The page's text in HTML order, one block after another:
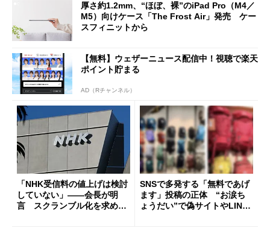
厚さ約1.2mm、“ほぼ、裸”のiPad Pro（M4／
M5）向けケース「The Frost Air」発売 ケー
スフィニットから
【無料】ウェザーニュース配信中！視聴で楽天
ポイント貯まる
AD（Rチャンネル）
「NHK受信料の値上げは検討
していない」――会長が明
言 スクランブル化を求める
SNSで多発する「無料であげ
ます」投稿の正体 “お涙ち
ょうだい”で偽サイトやLINE